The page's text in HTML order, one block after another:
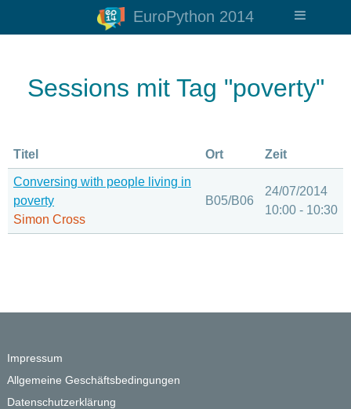
EuroPython 2014
Sessions mit Tag "poverty"
Titel Ort Zeit
Conversing with people living in
poverty
Simon Cross
B05/B06
24/07/2014
10:00 - 10:30
Impressum
Allgemeine Geschäftsbedingungen
Datenschutzerklärung